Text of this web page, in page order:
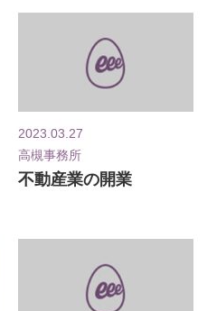
2023.03.27
高槻事務所
不動産業の開業